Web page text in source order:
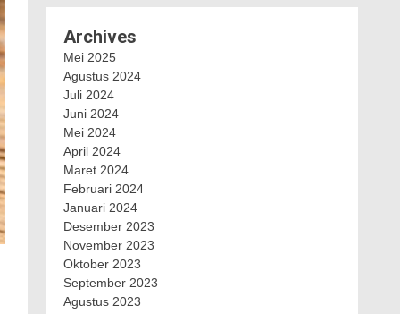
Archives
Mei 2025
Agustus 2024
Juli 2024
Juni 2024
Mei 2024
April 2024
Maret 2024
Februari 2024
Januari 2024
Desember 2023
November 2023
Oktober 2023
September 2023
Agustus 2023